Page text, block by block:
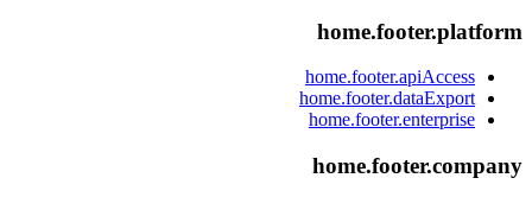
home.footer.platform
home.footer.apiAccess
home.footer.dataExport
home.footer.enterprise
home.footer.company